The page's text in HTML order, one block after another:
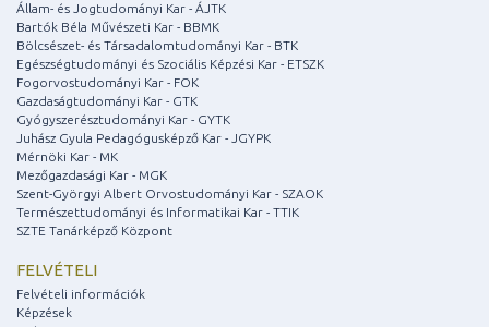
Állam- és Jogtudományi Kar - ÁJTK
Bartók Béla Művészeti Kar - BBMK
Bölcsészet- és Társadalomtudományi Kar - BTK
Egészségtudományi és Szociális Képzési Kar - ETSZK
Fogorvostudományi Kar - FOK
Gazdaságtudományi Kar - GTK
Gyógyszerésztudományi Kar - GYTK
Juhász Gyula Pedagógusképző Kar - JGYPK
Mérnöki Kar - MK
Mezőgazdasági Kar - MGK
Szent-Györgyi Albert Orvostudományi Kar - SZAOK
Természettudományi és Informatikai Kar - TTIK
SZTE Tanárképző Központ
FELVÉTELI
Felvételi információk
Képzések